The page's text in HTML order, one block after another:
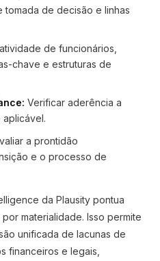
de decisão e linhas
de funcionários,
chave e estruturas de
Verificar aderência a
aplicável.
a prontidão
e o processo de
da Plausity pontua
materialidade. Isso permite
unificada de lacunas de
financeiros e legais,